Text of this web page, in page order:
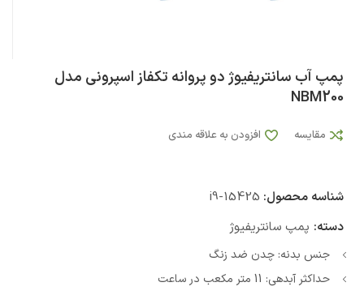
پمپ آب سانتریفیوژ دو پروانه تکفاز اسپرونی مدل
NBM200
مقایسه افزودن به علاقه مندی
شناسه محصول: i9-15425
دسته: پمپ سانتریفیوژ
جنس بدنه: چدن ضد زنگ
حداکثر آبدهی: 11 متر مکعب در ساعت